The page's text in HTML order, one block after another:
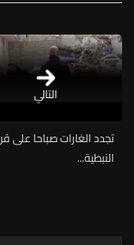
التالي
تجدد الغارات صباحا على
النبطية...